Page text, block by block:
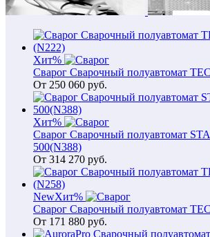
Хит%
Сварог Сварочный полуавтомат
От 250 060 руб.
Хит%
Сварог Сварочный полуавтомат
500(N388)
От 314 270 руб.
NewХит%
Сварог Сварочный полуавтомат
От 171 880 руб.